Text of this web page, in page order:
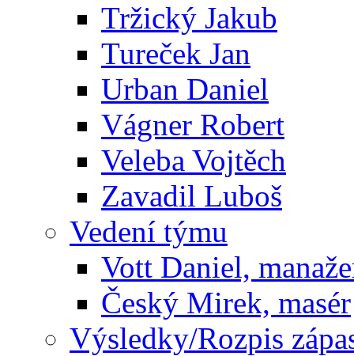
Tržický Jakub
Tureček Jan
Urban Daniel
Vágner Robert
Veleba Vojtěch
Zavadil Luboš
Vedení týmu
Vott Daniel,
Český Mirek, masér
Výsledky/Rozpis